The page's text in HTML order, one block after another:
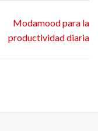
Modamood para la
productividad diaria